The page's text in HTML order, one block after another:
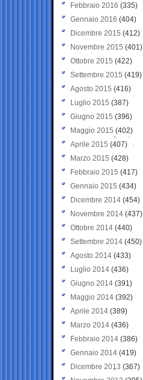
Febbraio 2016 (335)
Gennaio 2016 (404)
Dicembre 2015 (412)
Novembre 2015 (401)
Ottobre 2015 (422)
Settembre 2015 (419)
Agosto 2015 (416)
Luglio 2015 (387)
Giugno 2015 (396)
Maggio 2015 (402)
Aprile 2015 (407)
Marzo 2015 (428)
Febbraio 2015 (417)
Gennaio 2015 (434)
Dicembre 2014 (454)
Novembre 2014 (437)
Ottobre 2014 (440)
Settembre 2014 (450)
Agosto 2014 (433)
Luglio 2014 (436)
Giugno 2014 (391)
Maggio 2014 (392)
Aprile 2014 (389)
Marzo 2014 (436)
Febbraio 2014 (386)
Gennaio 2014 (419)
Dicembre 2013 (367)